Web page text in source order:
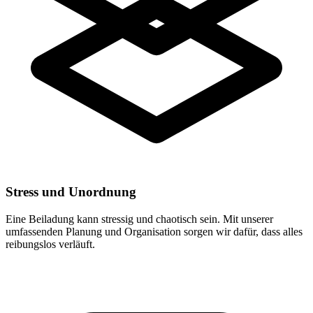
Stress und Unordnung
Eine Beiladung kann stressig und chaotisch sein. Mit unserer
umfassenden Planung und Organisation sorgen wir dafür, dass alles
reibungslos verläuft.